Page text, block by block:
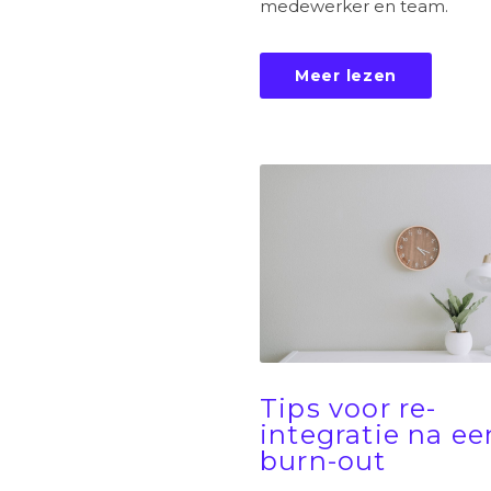
medewerker en team.
Meer lezen
Tips voor re-
integratie na
burn-out